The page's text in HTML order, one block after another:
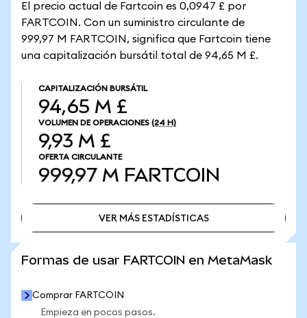
El precio actual de Fartcoin es 0,0947 £ por
FARTCOIN. Con un suministro circulante de
999,97 M FARTCOIN, significa que Fartcoin tiene
una capitalización bursátil total de 94,65 M £.
CAPITALIZACIÓN BURSÁTIL
94,65 M £
VOLUMEN DE OPERACIONES (24 H)
9,93 M £
OFERTA CIRCULANTE
999,97 M FARTCOIN
VER MÁS ESTADÍSTICAS
Formas de usar FARTCOIN en MetaMask
Comprar FARTCOIN
Empieza en pocos pasos.